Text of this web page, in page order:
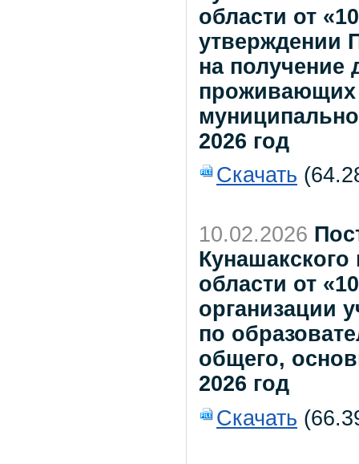
области от
утверждении
на получение
проживающих
2026 год
Скачать
10.02.2026
области от
организации
по
общего,
2026 год
Скачать